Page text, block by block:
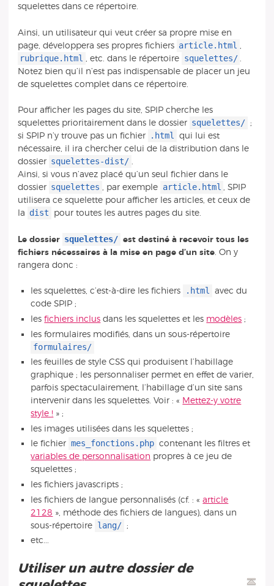
squelettes dans ce répertoire.
Ainsi, un utilisateur qui veut créer sa propre mise en
page, développera ses propres fichiers article.html
rubrique.html , etc. dans le répertoire squelettes/
Notez bien qu’il n’est pas indispensable de placer un jeu
de squelettes complet dans ce répertoire.
Pour afficher les pages du site, SPIP cherche les
squelettes prioritairement dans le dossier squelettes/ ;
si SPIP n’y trouve pas un fichier
.html
qui lui est
nécessaire, il ira chercher celui de la distribution dans le
dossier squelettes-dist/ .
Ainsi, si vous n’avez placé qu’un seul fichier dans le
dossier squelettes , par exemple article.html , SPIP
utilisera ce squelette pour afficher les articles, et ceux de
la dist pour toutes les autres pages du site.
Le dossier squelettes/ est destiné à recevoir tous les
fichiers nécessaires à la mise en page d’un site. On y
rangera donc :
les squelettes, c’est-à-dire les fichiers .html avec du
code SPIP ;
lesfichiers inclus dans les squelettes et les modèles ;
les formulaires modifiés, dans un sous-répertoire
formulaires/
les feuilles de style CSS qui produisent l’habillage
graphique ; les personnaliser permet en effet de varier,
parfois spectaculairement, l’habillage d’un site sans
intervenir dans les squelettes. Voir : « Mettez-y votre
style ! » ;
les images utilisées dans les squelettes ;
le fichier mes_fonctions.php contenant les filtres et
variables de personnalisation propres à ce jeu de
squelettes ;
les fichiers javascripts ;
les fichiers de langue personnalisés (cf. : «article
2128 », méthode des fichiers de langues), dans un
sous-répertoire lang/ ;
etc...
Utiliser un autre dossier de